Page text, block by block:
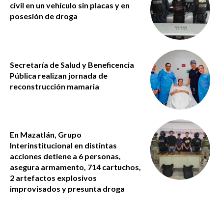
civil en un vehículo sin placas y en
posesión de droga
Secretaría de Salud y Beneficencia
Pública realizan jornada de
reconstrucción mamaria
En Mazatlán, Grupo
Interinstitucional en distintas
acciones detiene a 6 personas,
asegura armamento, 714 cartuchos,
2 artefactos explosivos
improvisados y presunta droga